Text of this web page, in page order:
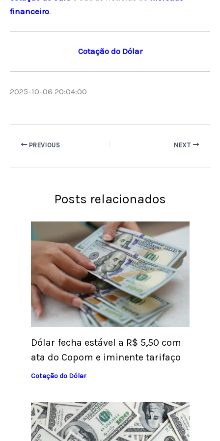
financeiro.
Cotação do Dólar
2025-10-06 20:04:00
PREVIOUS NEXT
Posts relacionados
Dólar fecha estável a R$ 5,50 com
ata do Copom e iminente tarifaço
Cotação do Dólar